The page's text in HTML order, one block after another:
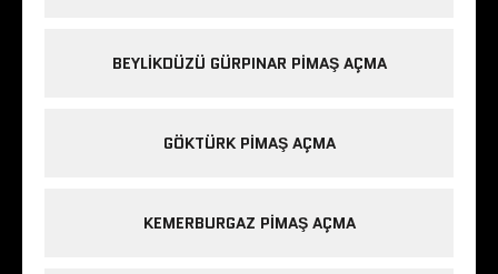
BEYLIKDÜZÜ GÜRPINAR PIMAŞ AÇMA
GÖKTÜRK PIMAŞ AÇMA
KEMERBURGAZ PIMAŞ AÇMA